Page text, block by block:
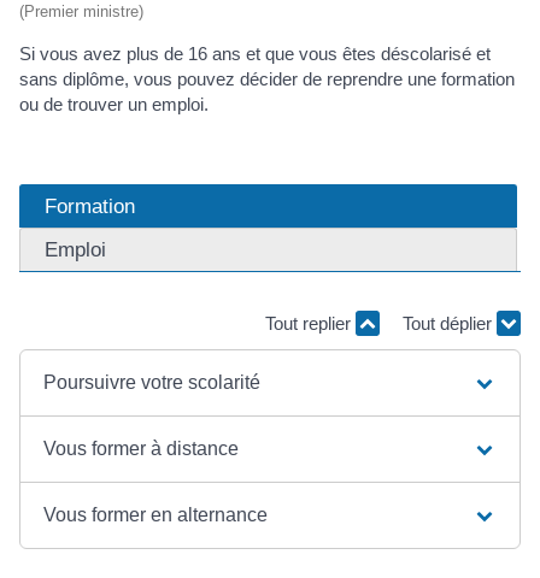
(Premier ministre)
Si vous avez plus de 16 ans et que vous êtes déscolarisé et
sans diplôme, vous pouvez décider de reprendre une formation
ou de trouver un emploi.
Formation
Emploi
Tout replier Tout déplier
Poursuivre votre scolarité
Vous former à distance
Vous former en alternance